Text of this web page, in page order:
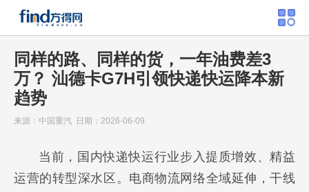
同样的路、同样的货，一年油费差3
万？ 汕德卡G7H引领快递快运降本新
趋势
来源：中国重汽 日期：2026-06-09
当前，国内快递快运行业步入提质增效、精益
运营的转型深水区。电商物流网络全域延伸，干线